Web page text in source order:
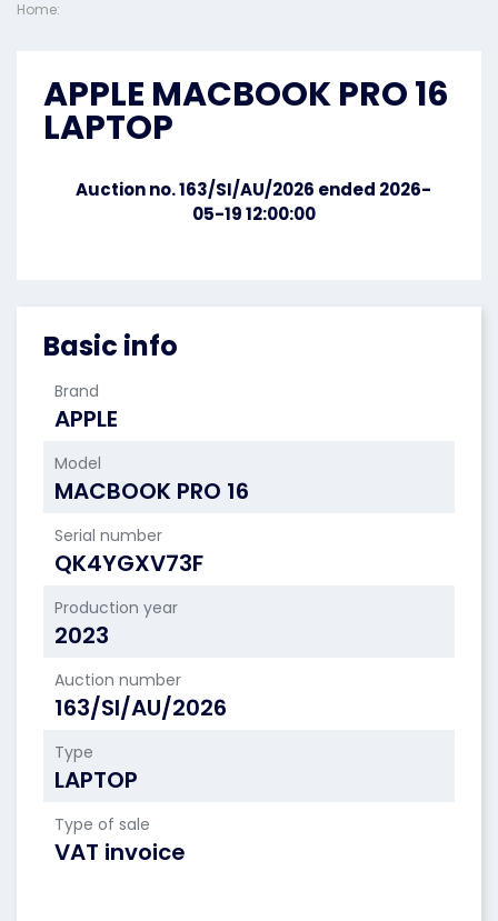
Home:
Basic info
Brand
APPLE
Model
MACBOOK PRO 16
Serial number
QK4YGXV73F
Production year
2023
Auction number
163/SI/AU/2026
Type
LAPTOP
Type of sale
VAT invoice
APPLE MACBOOK PRO 16
LAPTOP
Auction no. 163/SI/AU/2026 ended 2026-
05-19 12:00:00